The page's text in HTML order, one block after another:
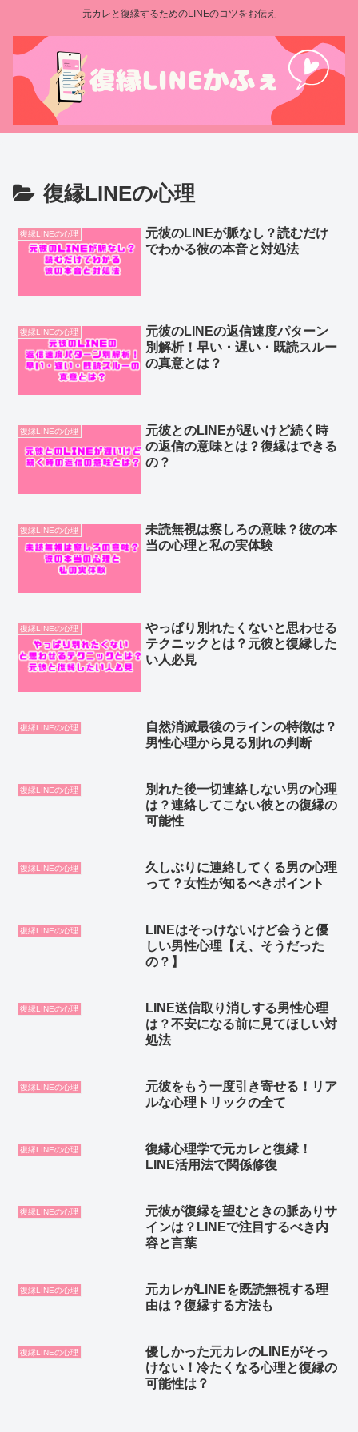
元カレと復縁するためのLINEのコツをお伝え
復縁LINEの心理
復縁LINEの心理
元彼のLINEが脈なし？読むだけ
でわかる彼の本音と対処法
復縁LINEの心理
元彼のLINEの返信速度パターン
別解析！早い・遅い・既読スルー
の真意とは？
復縁LINEの心理
元彼とのLINEが遅いけど続く時
の返信の意味とは？復縁はできる
の？
復縁LINEの心理
未読無視は察しろの意味？彼の本
当の心理と私の実体験
復縁LINEの心理
やっぱり別れたくないと思わせる
テクニックとは？元彼と復縁した
い人必見
復縁LINEの心理
自然消滅最後のラインの特徴は？
男性心理から見る別れの判断
復縁LINEの心理
別れた後一切連絡しない男の心理
は？連絡してこない彼との復縁の
可能性
復縁LINEの心理
久しぶりに連絡してくる男の心理
って？女性が知るべきポイント
復縁LINEの心理
LINEはそっけないけど会うと優
しい男性心理【え、そうだった
の？】
復縁LINEの心理
LINE送信取り消しする男性心理
は？不安になる前に見てほしい対
処法
復縁LINEの心理
元彼をもう一度引き寄せる！リア
ルな心理トリックの全て
復縁LINEの心理
復縁心理学で元カレと復縁！
LINE活用法で関係修復
復縁LINEの心理
元彼が復縁を望むときの脈ありサ
インは？LINEで注目するべき内
容と言葉
復縁LINEの心理
元カレがLINEを既読無視する理
由は？復縁する方法も
復縁LINEの心理
優しかった元カレのLINEがそっ
けない！冷たくなる心理と復縁の
可能性は？